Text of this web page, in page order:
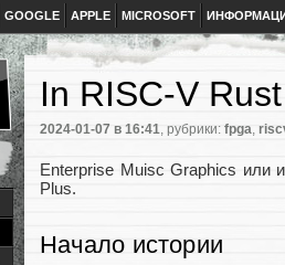
GOOGLE APPLE MICROSOFT
In RISC-V Rust
2024-01-07 в 16:41, рубрики: fpga,
Enterprise Muisc Graphics или
Plus.
Начало истории